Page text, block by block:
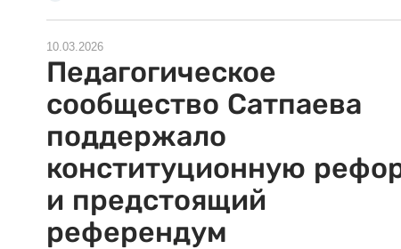
10.03.2026
Педагогическое
сообщество Сатпаева
поддержало
конституционную
и предстоящий
референдум